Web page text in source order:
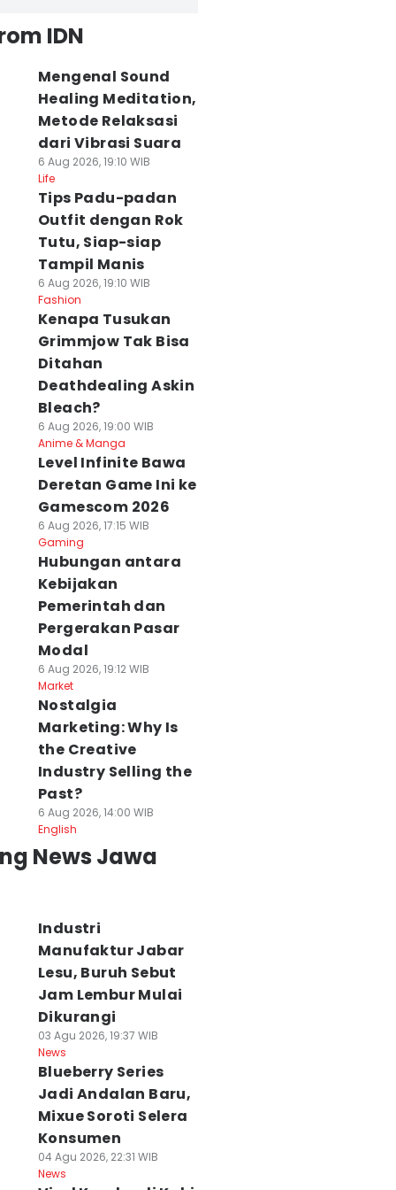
IDN
Mengenal Sound
Healing Meditation,
Metode Relaksasi
dari Vibrasi Suara
6 Aug 2026, 19:10 WIB
Life
Tips Padu-padan
Outfit dengan Rok
Tutu, Siap-siap
Tampil Manis
6 Aug 2026, 19:10 WIB
Fashion
Kenapa Tusukan
Grimmjow Tak Bisa
Ditahan
Deathdealing Askin
Bleach?
6 Aug 2026, 19:00 WIB
Anime & Manga
Level Infinite Bawa
Deretan Game Ini ke
Gamescom 2026
6 Aug 2026, 17:15 WIB
Gaming
Hubungan antara
Kebijakan
Pemerintah dan
Pergerakan Pasar
Modal
6 Aug 2026, 19:12 WIB
Market
Nostalgia
Marketing: Why Is
the Creative
Industry Selling the
Past?
6 Aug 2026, 14:00 WIB
English
News Jawa
Industri
Manufaktur Jabar
Lesu, Buruh Sebut
Jam Lembur Mulai
Dikurangi
03 Agu 2026, 19:37 WIB
News
Blueberry Series
Jadi Andalan Baru,
Mixue Soroti Selera
Konsumen
04 Agu 2026, 22:31 WIB
News